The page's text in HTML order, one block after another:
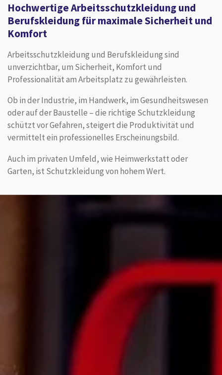
Hochwertige Arbeitsschutzkleidung und
Berufskleidung für maximale Sicherheit und
Komfort
Arbeitsschutzkleidung und Berufskleidung sind
unverzichtbar, um Sicherheit, Komfort und
Professionalität am Arbeitsplatz zu gewährleisten.
Ob in der Industrie, im Handwerk, im Gesundheitswesen
oder auf der Baustelle – die richtige Schutzkleidung
schützt vor Gefahren, steigert die Produktivität und
vermittelt ein professionelles Erscheinungsbild.
Auch im privaten Umfeld, wie Heimwerkstatt oder
Garten, ist Schutzkleidung von hohem Wert.